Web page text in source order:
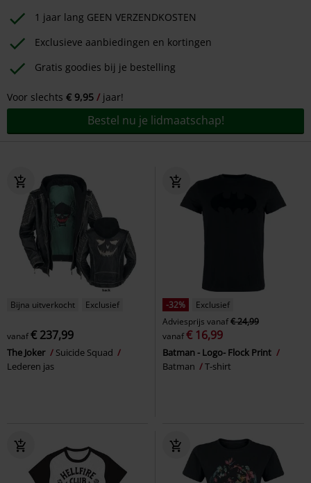
1 jaar lang GEEN VERZENDKOSTEN
Exclusieve aanbiedingen en kortingen
Gratis goodies bij je bestelling
Voor slechts € 9,95 jaar!
Bestel nu je lidmaatschap!
Bijna uitverkocht Exclusief
vanaf€ 237,99
The Joker
Suicide Squad
Lederen jas
-32%
Exclusief
Adviesprijs vanaf€ 24,99
vanaf€ 16,99
Batman - Logo- Flock Print
Batman
T-shirt